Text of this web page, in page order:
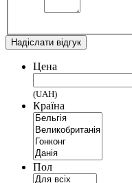
Надіслати відгук
Цена
(UAH)
Країна
Пол